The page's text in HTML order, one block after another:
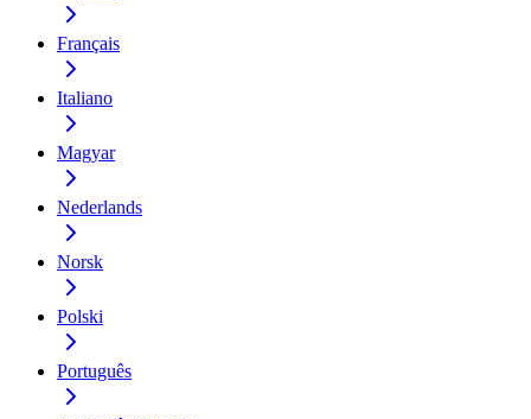
Français
Italiano
Magyar
Nederlands
Norsk
Polski
Português